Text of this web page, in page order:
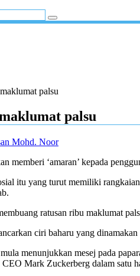
palsu
palsu
Mohd. Noor
memberi ‘amaran’ kepada
itu yang turut memiliki
ratusan ribu maklumat
ciri baharu yang
menunjukkan mesej pada
CEO Mark Zuckerberg dalam satu